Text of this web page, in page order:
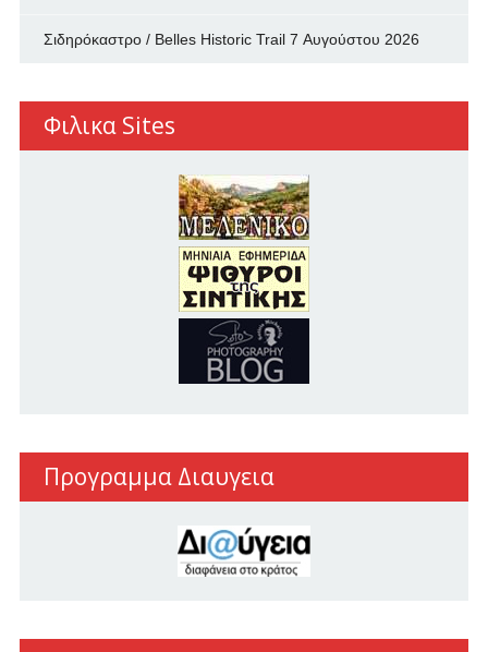
Σιδηρόκαστρο / Belles Historic Trail 7 Αυγούστου 2026
Φιλικα Sites
Προγραμμα Διαυγεια